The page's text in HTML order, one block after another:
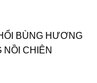
BÙNG HƯƠNG
CHIÊN